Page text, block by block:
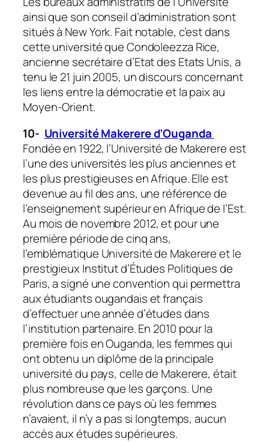
ainsi que son conseil d’administration sont
situés à New York. Fait notable, c’est dans
cette université que Condoleezza Rice,
ancienne secrétaire d’Etat des Etats Unis, a
tenu le 21 juin 2005, un discours concernant
les liens entre la démocratie et la paix au
Moyen-Orient.
10- Université Makerere d’Ouganda
Fondée en 1922, l’Université de Makerere est
l’une des universités les plus anciennes et
les plus prestigieuses en Afrique. Elle est
devenue au fil des ans, une référence de
l’enseignement supérieur en Afrique de l’Est.
Au mois de novembre 2012, et pour une
première période de cinq ans,
l’emblématique Université de Makerere et le
prestigieux Institut d’Études Politiques de
Paris, a signé une convention qui permettra
aux étudiants ougandais et français
d’effectuer une année d’études dans
l’institution partenaire. En 2010 pour la
première fois en Ouganda, les femmes qui
ont obtenu un diplôme de la principale
université du pays, celle de Makerere, était
plus nombreuse que les garçons. Une
révolution dans ce pays où les femmes
n’avaient, il n’y a pas si longtemps, aucun
accès aux études supérieures.